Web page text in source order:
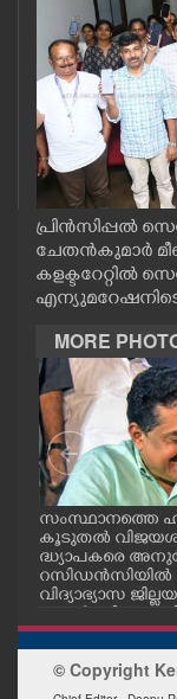
OBITUARY
NEWS 360
CASE DIARY
CINEMA
PHOTOS
LIFESTYLE
SPIRITUAL
INFO+
ART
പ്രിന്‍സിപ്പല്‍
ചേതന്‍കുമാര്‍
കളക്ടറേറ്റില്‍
MORE
സംസ്ഥാനത്തെ
കൂടുതൽ
ദ്ധ്യാപകരെ
റസിഡൻസിയിൽ
വിദ്യാഭ്യാസ
കുര്യാക്കോസ്
രിമിതികളെ
ങ്ങൾക്കും എ
യായത്. ഈ
© Copyright